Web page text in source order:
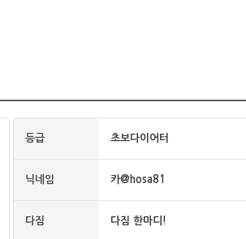
등급 초보다이어터
닉네임 카@hosa81
다짐 다짐 한마디!